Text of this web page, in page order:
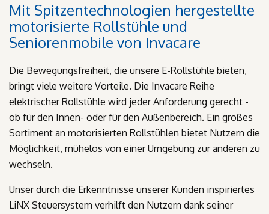
Mit Spitzentechnologien hergestellte
motorisierte Rollstühle und
Seniorenmobile von Invacare
Die Bewegungsfreiheit, die unsere E-Rollstühle bieten,
bringt viele weitere Vorteile. Die Invacare Reihe
elektrischer Rollstühle wird jeder Anforderung gerecht -
ob für den Innen- oder für den Außenbereich. Ein großes
Sortiment an motorisierten Rollstühlen bietet Nutzern die
Möglichkeit, mühelos von einer Umgebung zur anderen zu
wechseln.
Unser durch die Erkenntnisse unserer Kunden inspiriertes
LiNX‌‌ Steuersystem verhilft den Nutzern dank seiner